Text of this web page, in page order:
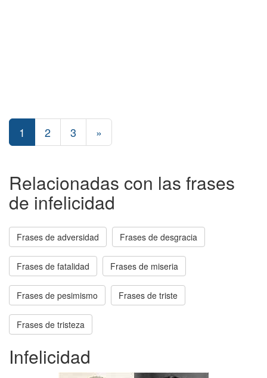
1 2 3 »
Relacionadas con las frases
de infelicidad
Frases de adversidad Frases de desgracia
Frases de fatalidad Frases de miseria
Frases de pesimismo Frases de triste
Frases de tristeza
Infelicidad